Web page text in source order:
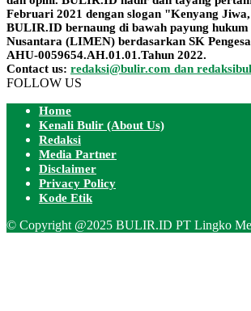
Februari 2021 dengan slogan "Kenyang
BULIR.ID bernaung di bawah payung
Nusantara (LIMEN) berdasarkan SK
AHU-0059654.AH.01.01.Tahun 2022.
Contact us: redaksi@bulir.com dan
FOLLOW US
Home
Kenali Bulir (About Us)
Redaksi
Media Partner
Disclaimer
Privacy Policy
Kode Etik
© Copyright @2025 BULIR.ID PT Lingko